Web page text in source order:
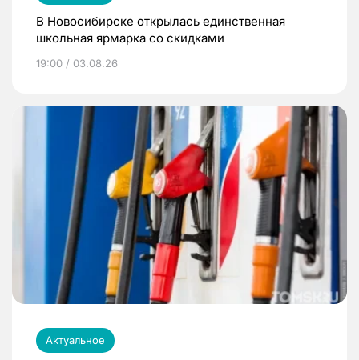
В Новосибирске открылась единственная
школьная ярмарка со скидками
19:00 / 03.08.26
Актуальное